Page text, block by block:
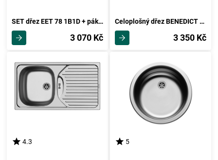
SET dřez EET 78 1B1D + páková baterie ROYCE-CHROM
3 070 Kč
Celoplošný dřez BENEDICT (80x60) 2B
3 350 Kč
4.3 5